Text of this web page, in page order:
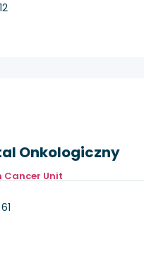
Onkologiczny
Cancer Unit